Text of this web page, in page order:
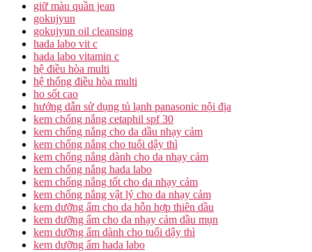
giữ màu quần jean
gokujyun
gokujyun oil cleansing
hada labo vit c
hada labo vitamin c
hệ điều hòa multi
hệ thống điều hòa multi
ho sốt cao
hướng dẫn sử dụng tủ lạnh panasonic nội địa
kem chống nắng cetaphil spf 30
kem chống nắng cho da dầu nhạy cảm
kem chống nắng cho tuổi dậy thì
kem chống nắng dành cho da nhạy cảm
kem chống nắng hada labo
kem chống nắng tốt cho da nhạy cảm
kem chống nắng vật lý cho da nhạy cảm
kem dưỡng ẩm cho da hỗn hợp thiên dầu
kem dưỡng ẩm cho da nhạy cảm dầu mụn
kem dưỡng ẩm dành cho tuổi dậy thì
kem dưỡng ẩm hada labo